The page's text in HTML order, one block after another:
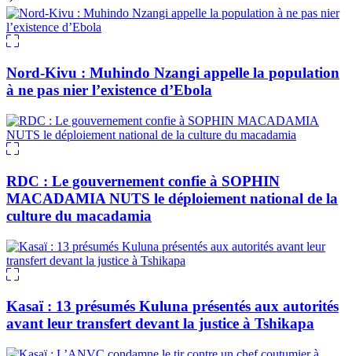
Nord-Kivu : Muhindo Nzangi appelle la population
à ne pas nier l’existence d’Ebola
RDC : Le gouvernement confie à SOPHIN
MACADAMIA NUTS le déploiement national de la
culture du macadamia
Kasaï : 13 présumés Kuluna présentés aux autorités
avant leur transfert devant la justice à Tshikapa